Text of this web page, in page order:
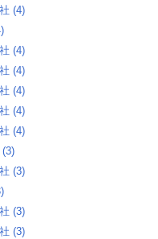
‎(4)
‎(4)
‎(4)
‎(4)
‎(4)
‎(4)
‎(3)
‎(3)
‎(3)